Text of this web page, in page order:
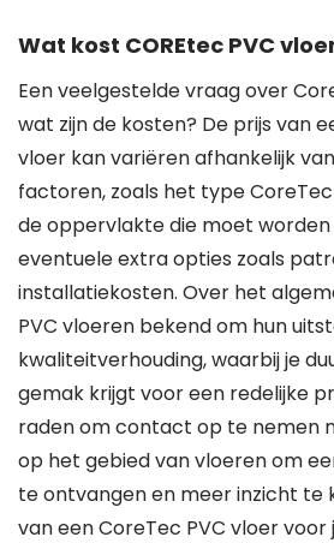
Wat kost COREtec PVC
Een veelgestelde vraag over
wat zijn de kosten? De prijs van
vloer kan variëren afhankelijk
factoren, zoals het type
de oppervlakte die moet
eventuele extra opties zoals
installatiekosten. Over het
PVC vloeren bekend om hun
kwaliteitverhouding, waarbij je
gemak krijgt voor een redelijke
raden om contact op te nemen
op het gebied van vloeren om
te ontvangen en meer inzicht te
van een CoreTec PVC vloer